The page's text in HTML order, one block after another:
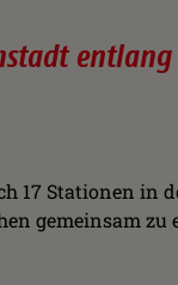
entlang
17 Stationen
gemeinsam